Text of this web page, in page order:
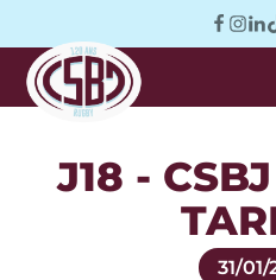
J18 -
31/